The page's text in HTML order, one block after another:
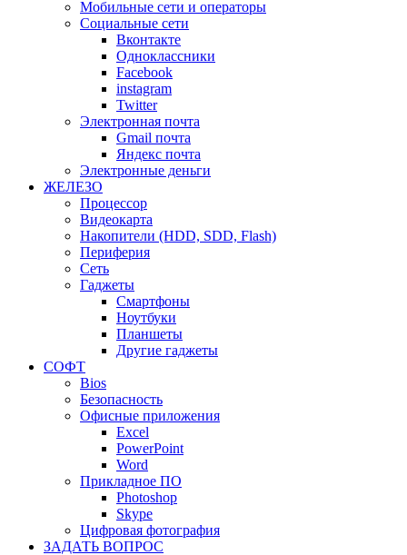
Мобильные сети и операторы
Социальные сети
Вконтакте
Одноклассники
Facebook
instagram
Twitter
Электронная почта
Gmail почта
Яндекс почта
Электронные деньги
ЖЕЛЕЗО
Процессор
Видеокарта
Накопители (HDD, SDD, Flash)
Периферия
Сеть
Гаджеты
Смартфоны
Ноутбуки
Планшеты
Другие гаджеты
СОФТ
Bios
Безопасность
Офисные приложения
Excel
PowerPoint
Word
Прикладное ПО
Photoshop
Skype
Цифровая фотография
ЗАДАТЬ ВОПРОС